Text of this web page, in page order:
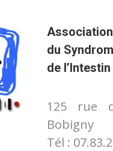
du
de l’Intestin
125 rue
Bobigny
Tél :